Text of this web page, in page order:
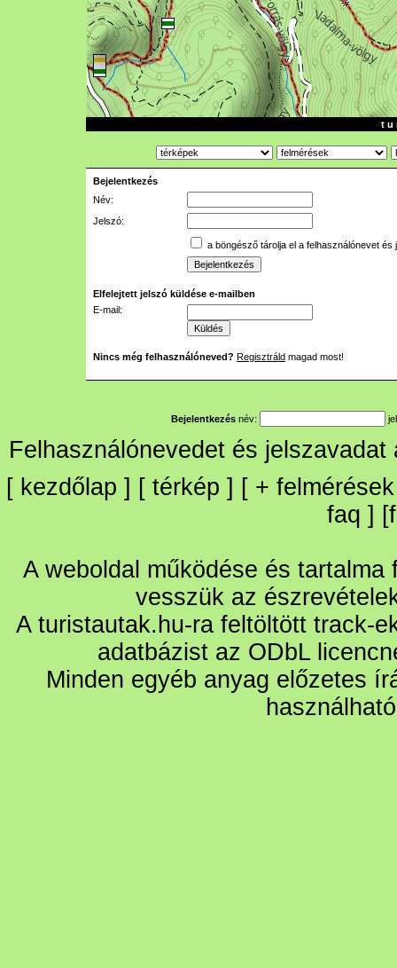
t u
Bejelentkezés
Név:
Jelszó:
a böngésző tárolja el a felhasználónevet és
Elfelejtett jelszó küldése e-mailben
E-mail:
Nincs még felhasználóneved? Regisztráld magad most!
Bejelentkezés név:
Felhasználónevedet és
[ kezdőlap ] [ térkép ] [ + felmérések
faq ] [
A weboldal működése és
vesszük az
A turistautak.hu-ra feltöltött track-
adatbázist az ODbL
Minden egyéb anyag előzetes